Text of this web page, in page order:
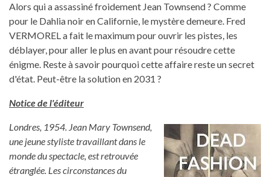
Alors qui a assassiné froidement Jean Townsend ? Comme
pour le Dahlia noir en Californie, le mystère demeure. Fred
VERMOREL a fait le maximum pour ouvrir les pistes, les
déblayer, pour aller le plus en avant pour résoudre cette
énigme. Reste à savoir pourquoi cette affaire reste un secret
d'état. Peut-être la solution en 2031 ?
Notice de l'éditeur
Londres, 1954. Jean Mary Townsend,
une jeune styliste travaillant dans le
monde du spectacle, est retrouvée
étranglée. Les circonstances du